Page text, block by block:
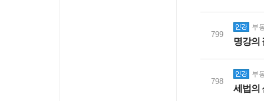
799
부
명강의
798
부
세법의